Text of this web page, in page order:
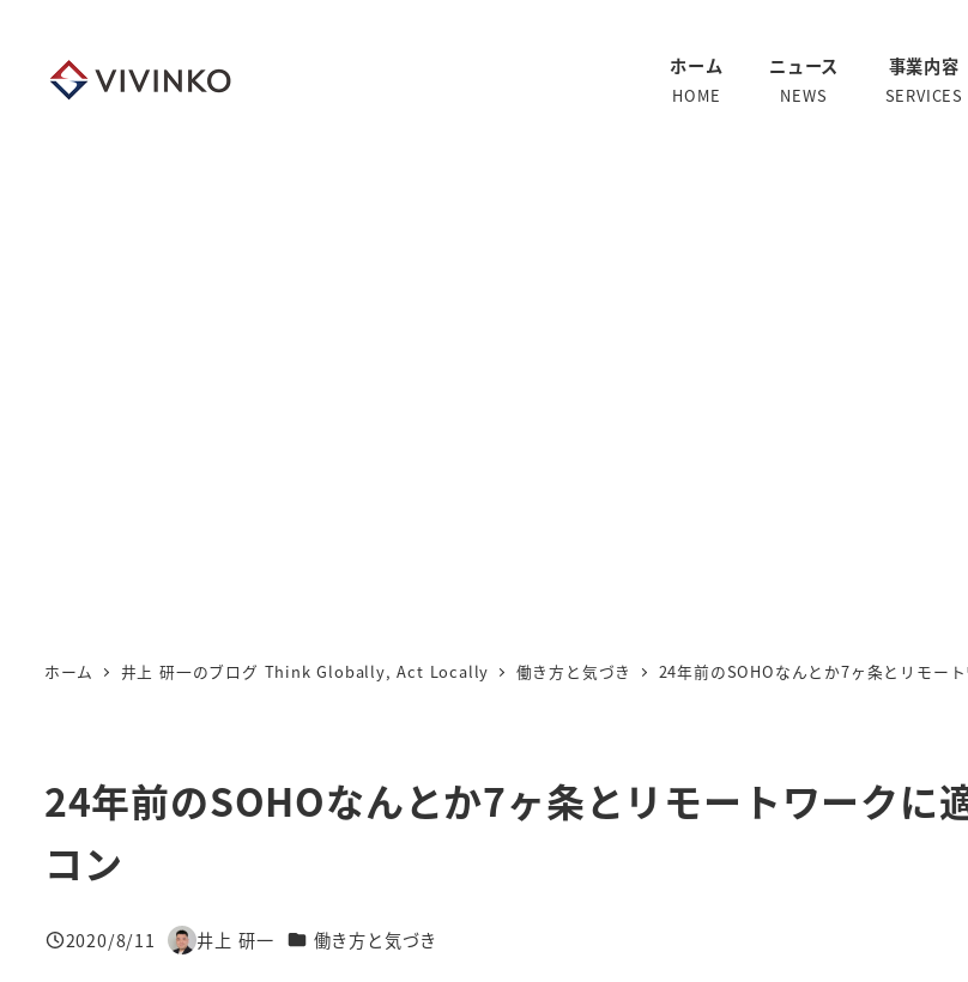
ホーム
HOME
ニュース
NEWS
事業内容
SERVICES
ホーム 井上 研一のブログ Think Globally, Act Locally 働き方と気づき 24年前のSOHOなんとか7ヶ条とリモー
24年前のSOHOなんとか7ヶ条とリモートワークに
コン
投稿日
2020/8/11
著
井上 研一 カテゴリー
働き方と気づき